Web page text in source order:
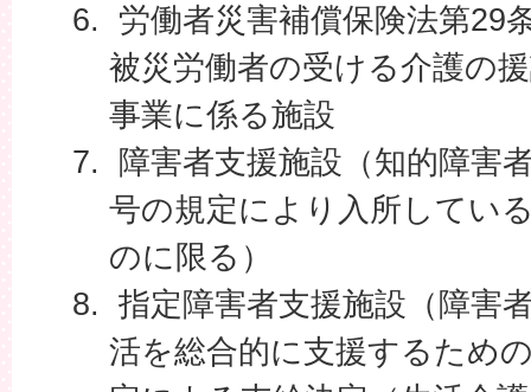
労働者災害補償保険法第29
被災労働者の受ける介護の
事業に係る施設
障害者支援施設（知的障害
号の規定により入所してい
のに限る）
指定障害者支援施設（障害
活を総合的に支援するため